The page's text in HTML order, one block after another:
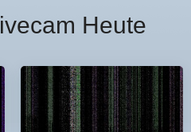
Heute